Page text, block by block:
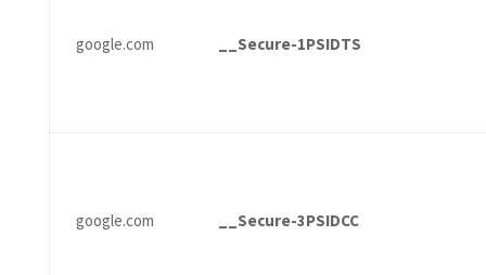
google.com __Secure-1PSIDTS
google.com __Secure-3PSIDCC